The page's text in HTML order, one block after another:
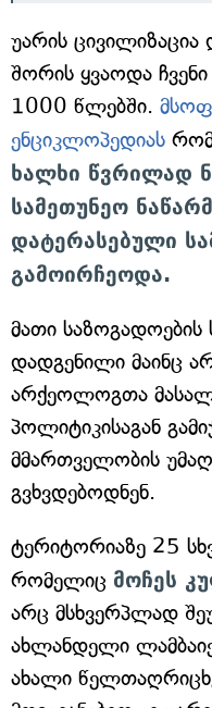
უარის
შორის ყვაოდა
1000 წლებში.
ენციკლოპედიას
ხალხი წვრილად
სამეთუნეო
დატერასებული
გამოირჩეოდა.
მათი
დადგენილი მაინც
არქეოლოგთა
პოლიტიკისაგან
მმართველობის
გვხვდებოდნენ.
ტერიტორიაზე 25
რომელიც მოჩეს
არც მსხვერპლად
ახლანდელი
ახალი